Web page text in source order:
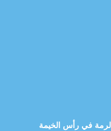
في رأس الخيمة